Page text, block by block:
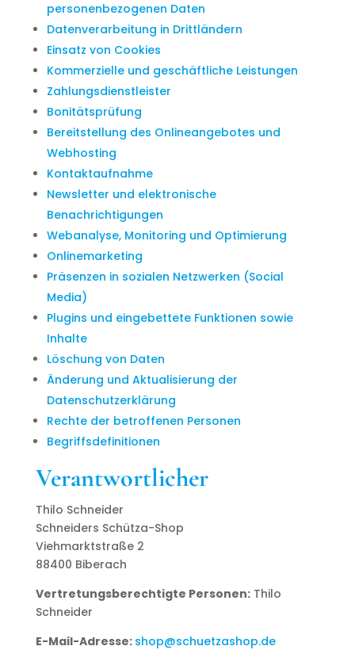
personenbezogenen Daten
Datenverarbeitung in Drittländern
Einsatz von Cookies
Kommerzielle und geschäftliche Leistungen
Zahlungsdienstleister
Bonitätsprüfung
Bereitstellung des Onlineangebotes und
Webhosting
Kontaktaufnahme
Newsletter und elektronische
Benachrichtigungen
Webanalyse, Monitoring und Optimierung
Onlinemarketing
Präsenzen in sozialen Netzwerken (Social
Media)
Plugins und eingebettete Funktionen sowie
Inhalte
Löschung von Daten
Änderung und Aktualisierung der
Datenschutzerklärung
Rechte der betroffenen Personen
Begriffsdefinitionen
Verantwortlicher
Thilo Schneider
Schneiders Schütza-Shop
Viehmarktstraße 2
88400 Biberach
Vertretungsberechtigte Personen:Thilo
Schneider
E-Mail-Adresse: shop@schuetzashop.de